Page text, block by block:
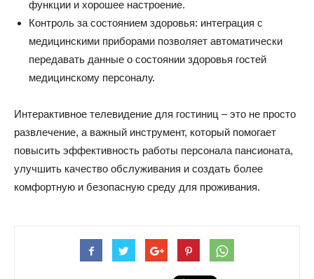
функции и хорошее настроение.
Контроль за состоянием здоровья: интеграция с
медицинскими приборами позволяет автоматически
передавать данные о состоянии здоровья гостей
медицинскому персоналу.
Интерактивное телевидение для гостиниц – это не просто
развлечение, а важный инструмент, который помогает
повысить эффективность работы персонала пансионата,
улучшить качество обслуживания и создать более
комфортную и безопасную среду для проживания.